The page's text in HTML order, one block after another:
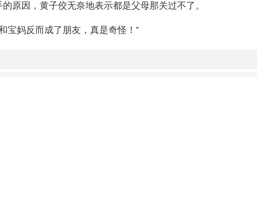
原因，黄子佼无奈地表示都是父母那关过不了。
宝妈反而成了朋友，真是奇怪！”